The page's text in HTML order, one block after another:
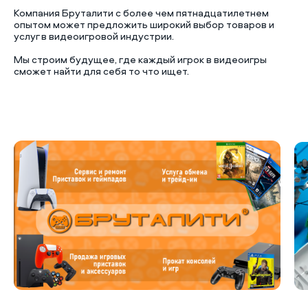
Компания Бруталити с более чем пятнадцатилетнем
опытом может предложить широкий выбор товаров и
услуг в видеоигровой индустрии.
Мы строим будущее, где каждый игрок в видеоигры
сможет найти для себя то что ищет.